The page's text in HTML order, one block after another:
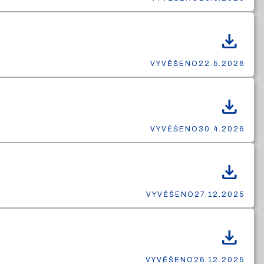
download
VYVĚŠENO 22.5.2026
download
VYVĚŠENO 30.4.2026
download
VYVĚŠENO 27.12.2025
download
VYVĚŠENO 26.12.2025